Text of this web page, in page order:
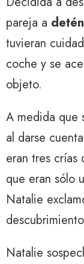
pareja a
tuvieran
coche y se
objeto.
A medida que
al darse
eran tres crías
que eran sólo
Natalie
Natalie